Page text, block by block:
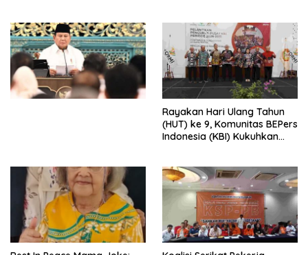
Penjajahan (Pergolakan
Ekonomi Politik Indonesia) &
Simposium Nasional “Urgensi
Undang-Undang
Perekonomian Nasional dan
Kesejahteraan Sosial dalam
Rayakan Hari Ulang Tahun
(HUT) ke 9, Komunitas BEPers
Indonesia (KBI) Kukuhkan
Tema: “Penguatan dan
Pengembangan Organisasi
KBI yang Berbasis Riset di
seluruh Indonesia dan
Mancanegara”.